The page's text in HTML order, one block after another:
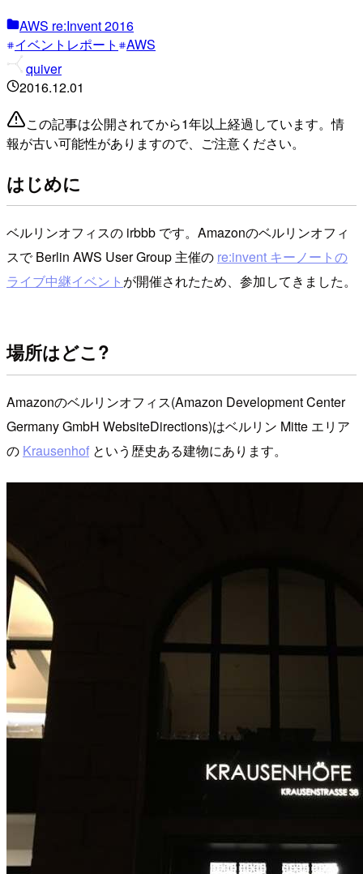
AWS re:Invent 2016
イベントレポート
AWS
quiver
2016.12.01
この記事は公開されてから1年以上経過しています。情
報が古い可能性がありますので、ご注意ください。
はじめに
ベルリンオフィスの irbbb です。Amazonのベルリンオフィ
スで Berlin AWS User Group 主催の re:invent キーノートの
ライブ中継イベント が開催されたため、参加してきました。
場所はどこ?
Amazonのベルリンオフィス(Amazon Development Center
Germany GmbH WebsiteDirections)はベルリン Mitte エリア
の Krausenhof という歴史ある建物にあります。